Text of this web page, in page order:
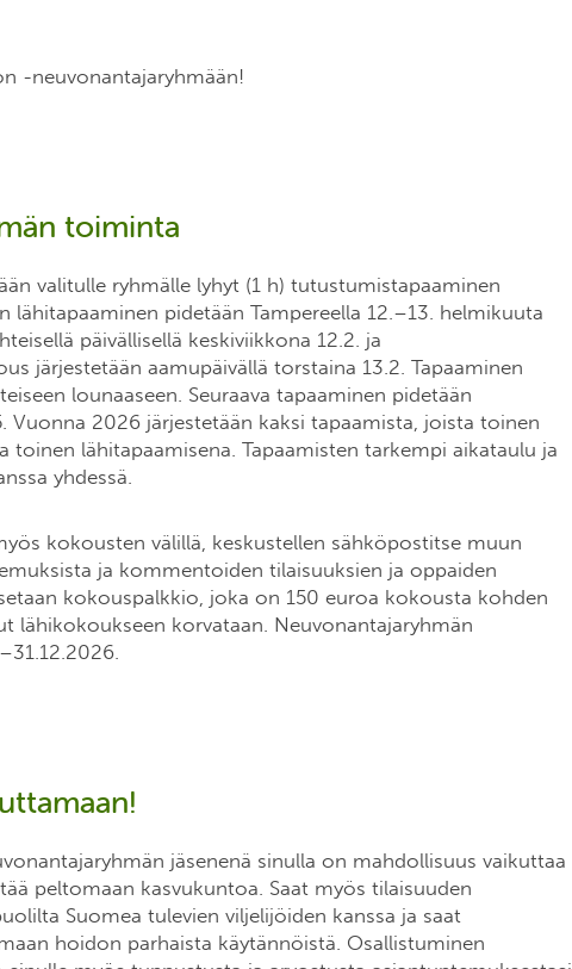
-neuvonantajaryhmään!
toiminta
valitulle ryhmälle lyhyt (1 h) tutustumistapaaminen
lähitapaaminen pidetään Tampereella 12.–13. helmikuuta
päivällisellä keskiviikkona 12.2. ja
järjestetään aamupäivällä torstaina 13.2. Tapaaminen
lounaaseen. Seuraava tapaaminen pidetään
Vuonna 2026 järjestetään kaksi tapaamista, joista toinen
toinen lähitapaamisena. Tapaamisten tarkempi aikataulu ja
yhdessä.
kokousten välillä, keskustellen sähköpostitse muun
ja kommentoiden tilaisuuksien ja oppaiden
kokouspalkkio, joka on 150 euroa kokousta kohden
lähikokoukseen korvataan. Neuvonantajaryhmän
jäsenenä sinulla on mahdollisuus vaikuttaa
peltomaan kasvukuntoa. Saat myös tilaisuuden
Suomea tulevien viljelijöiden kanssa ja saat
hoidon parhaista käytännöistä. Osallistuminen